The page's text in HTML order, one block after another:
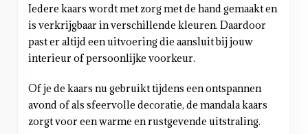
Iedere kaars wordt met zorg met de hand gemaakt en
is verkrijgbaar in verschillende kleuren. Daardoor
past er altijd een uitvoering die aansluit bij jouw
interieur of persoonlijke voorkeur.
Of je de kaars nu gebruikt tijdens een ontspannen
avond of als sfeervolle decoratie, de mandala kaars
zorgt voor een warme en rustgevende uitstraling.